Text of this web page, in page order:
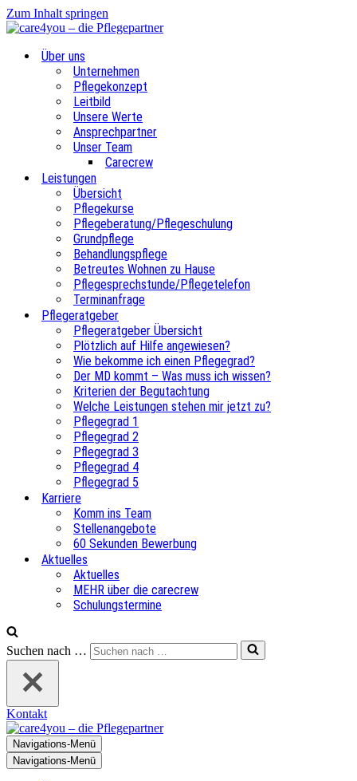
Zum Inhalt springen
Über uns
Unternehmen
Pflegekonzept
Leitbild
Unsere Werte
Ansprechpartner
Unser Team
Carecrew
Leistungen
Übersicht
Pflegekurse
Pflegeberatung/Pflegeschulung
Grundpflege
Behandlungspflege
Betreutes Wohnen zu Hause
Pflegesprechstunde/Pflegetelefon
Terminanfrage
Pflegeratgeber
Pflegeratgeber Übersicht
Plötzlich auf Hilfe angewiesen?
Wie bekomme ich einen Pflegegrad?
Der MD kommt – Was muss ich wissen?
Kriterien der Begutachtung
Welche Leistungen stehen mir jetzt zu?
Pflegegrad 1
Pflegegrad 2
Pflegegrad 3
Pflegegrad 4
Pflegegrad 5
Karriere
Komm ins Team
Stellenangebote
60 Sekunden Bewerbung
Aktuelles
Aktuelles
MEHR über die carecrew
Schulungstermine
Suchen nach …
Kontakt
Navigations-Menü
Navigations-Menü